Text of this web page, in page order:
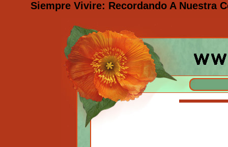
Siempre Vivire: Recordando A Nuestra